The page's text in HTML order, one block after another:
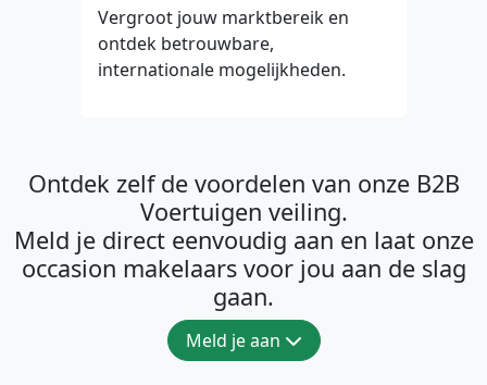
Vergroot jouw marktbereik en
ontdek betrouwbare,
internationale mogelijkheden.
Ontdek zelf de voordelen van onze B2B
Voertuigen veiling.
Meld je direct eenvoudig aan en laat onze
occasion makelaars voor jou aan de slag
gaan.
Meld je aan